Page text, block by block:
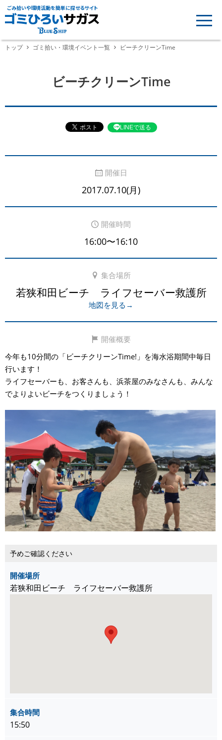
ごみ拾いや環境活動を簡単に探せるサイト
トップ ゴミ拾い・環境イベント一覧 ビーチクリーンTime
ビーチクリーンTime
LINEで送る
開催日
2017.07.10(月)
開催時間
16:00〜16:10
集合場所
若狭和田ビーチ ライフセーバー救護所
地図を見る→
開催概要
今年も10分間の「ビーチクリーンTime!」を海水浴期間中毎日
行います！
ライフセーバーも、お客さんも、浜茶屋のみなさんも、みんな
でよりよいビーチをつくりましょう！
予めご確認ください
開催場所
若狭和田ビーチ ライフセーバー救護所
集合時間
15:50